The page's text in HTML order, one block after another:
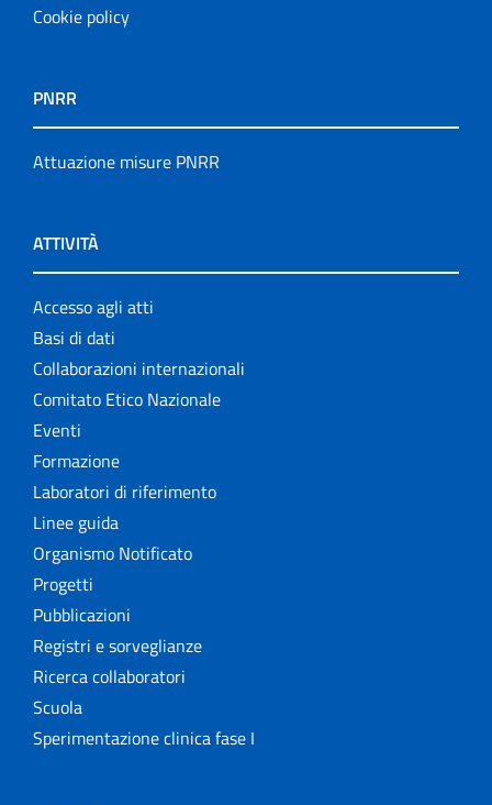
Cookie policy
PNRR
Attuazione misure PNRR
ATTIVITÀ
Accesso agli atti
Basi di dati
Collaborazioni internazionali
Comitato Etico Nazionale
Eventi
Formazione
Laboratori di riferimento
Linee guida
Organismo Notificato
Progetti
Pubblicazioni
Registri e sorveglianze
Ricerca collaboratori
Scuola
Sperimentazione clinica fase I